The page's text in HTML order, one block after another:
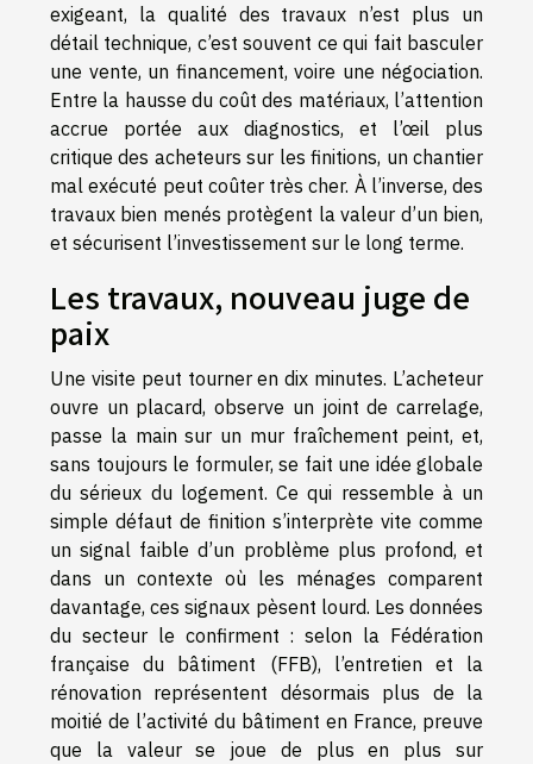
exigeant, la qualité des travaux n’est plus un
détail technique, c’est souvent ce qui fait basculer
une vente, un financement, voire une négociation.
Entre la hausse du coût des matériaux, l’attention
accrue portée aux diagnostics, et l’œil plus
critique des acheteurs sur les finitions, un chantier
mal exécuté peut coûter très cher. À l’inverse, des
travaux bien menés protègent la valeur d’un bien,
et sécurisent l’investissement sur le long terme.
Les travaux, nouveau juge de
paix
Une visite peut tourner en dix minutes. L’acheteur
ouvre un placard, observe un joint de carrelage,
passe la main sur un mur fraîchement peint, et,
sans toujours le formuler, se fait une idée globale
du sérieux du logement. Ce qui ressemble à un
simple défaut de finition s’interprète vite comme
un signal faible d’un problème plus profond, et
dans un contexte où les ménages comparent
davantage, ces signaux pèsent lourd. Les données
du secteur le confirment : selon la Fédération
française du bâtiment (FFB), l’entretien et la
rénovation représentent désormais plus de la
moitié de l’activité du bâtiment en France, preuve
que la valeur se joue de plus en plus sur